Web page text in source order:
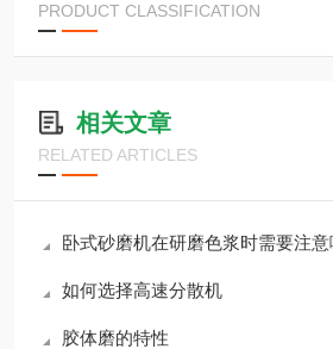
PRODUCT CLASSIFICATION
相关文章
RELATED ARTICLES
卧式砂磨机在研磨色浆时需要注意
如何选择高速分散机
胶体磨的特性